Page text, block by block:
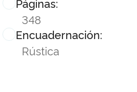
348
Encuadernación:
Rústica